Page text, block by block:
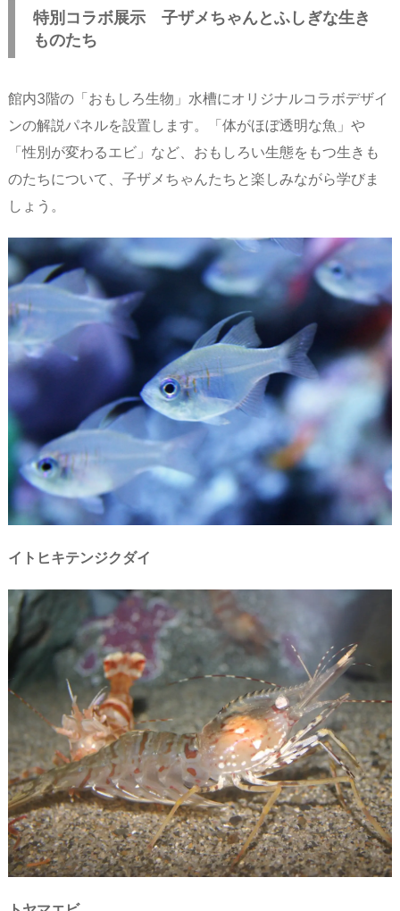
特別コラボ展示 子ザメちゃんとふしぎな生き
ものたち
館内3階の「おもしろ生物」水槽にオリジナルコラボデザイ
ンの解説パネルを設置します。「体がほぼ透明な魚」や
「性別が変わるエビ」など、おもしろい生態をもつ生きも
のたちについて、子ザメちゃんたちと楽しみながら学びま
しょう。
イトヒキテンジクダイ